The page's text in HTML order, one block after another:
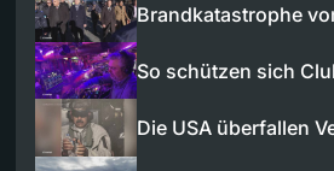
Brandkatastrophe
So schützen sich
Die USA überfallen